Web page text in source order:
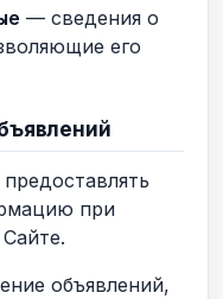
— сведения о
его
предоставлять
при
объявлений,